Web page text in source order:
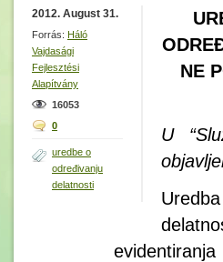
2012. August 31.
Forrás: Háló
Vajdasági
Fejlesztési
Alapítvány
16053
0
uredbe o
određivanju
delatnosti
NE
U